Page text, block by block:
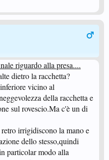
riguardo alla presa....
dietro la racchetta?
vicino al
della racchetta e
sul rovescio.Ma c'è un di
irrigidiscono la mano e
dello stesso,quindi
particolar modo alla